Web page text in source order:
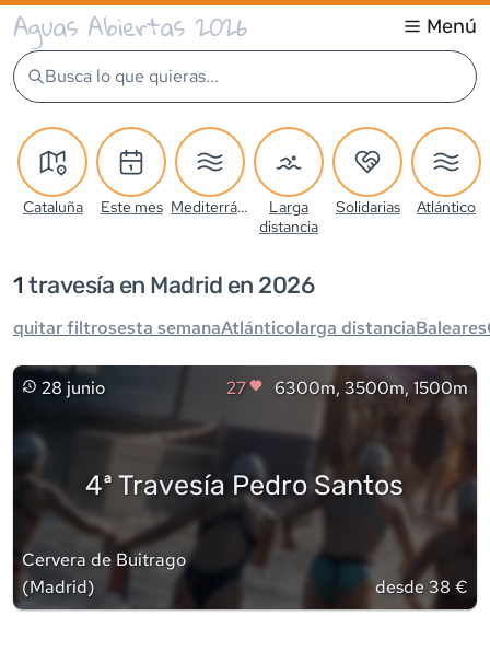
Aguas Abiertas 2026 Menú
Busca lo que quieras...
Cataluña Este mes Mediterráneo
Larga
distancia
Solidarias Atlántico
1 travesía en Madrid en 2026
quitar filtrosesta semanaAtlánticolarga distanciaBaleares
28 junio 27 6300m, 3500m, 1500m
4ª Travesía Pedro Santos
Cervera de Buitrago
(Madrid) desde 38 €